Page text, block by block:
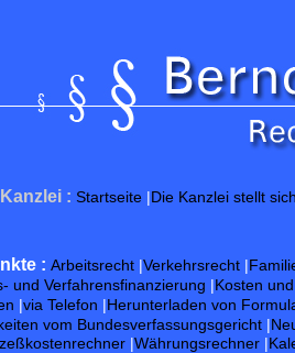
: Startseite |Die Kanzlei stellt
: Arbeitsrecht |Verkehrsrecht |
und Verfahrensfinanzierung |Kosten
|via Telefon |Herunterladen von
vom Bundesverfassungsgericht |
|Währungsrechner |